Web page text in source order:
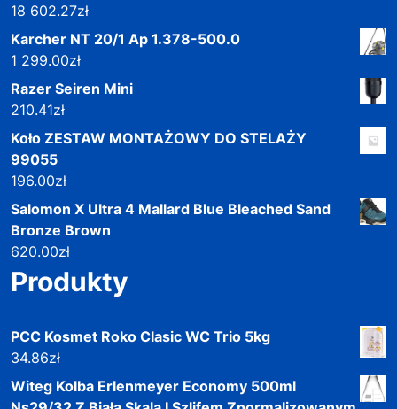
18 602.27zł
Karcher NT 20/1 Ap 1.378-500.0
1 299.00zł
Razer Seiren Mini
210.41zł
Koło ZESTAW MONTAŻOWY DO STELAŻY
99055
196.00zł
Salomon X Ultra 4 Mallard Blue Bleached Sand
Bronze Brown
620.00zł
Produkty
PCC Kosmet Roko Clasic WC Trio 5kg
34.86zł
Witeg Kolba Erlenmeyer Economy 500ml